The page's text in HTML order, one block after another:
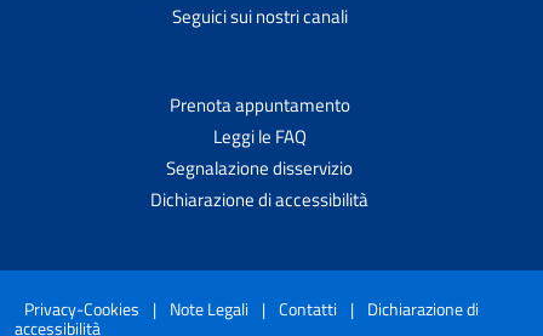
Seguici sui nostri canali
Prenota appuntamento
Leggi le FAQ
Segnalazione disservizio
Dichiarazione di accessibilità
Privacy-Cookies | Note Legali | Contatti | Dichiarazione di
accessibilità